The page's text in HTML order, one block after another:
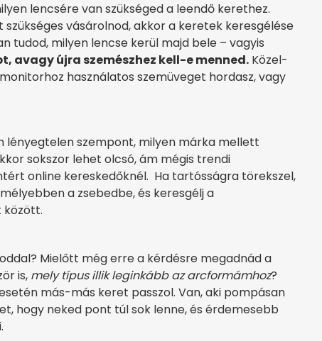
lencsére van szükséged a leendő kerethez.
vásárolnod, akkor a keretek keresgélése
tudod, milyen lencse kerül majd bele – vagyis
avagy újra szemészhez kell-e menned. Közel-
használatos szemüveget hordasz, vagy
szempont, milyen márka mellett
sokszor lehet olcsó, ám mégis trendi
online kereskedőknél. Ha tartósságra törekszel,
a zsebedbe, és keresgélj a
között.
Mielőtt még erre a kérdésre megadnád a
is, mely típus illik leginkább az arcformámhoz?
más-más keret passzol. Van, aki pompásan
hogy neked pont túl sok lenne, és érdemesebb